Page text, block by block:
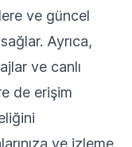
ve güncel
Ayrıca,
ve canlı
de erişim
ve izleme